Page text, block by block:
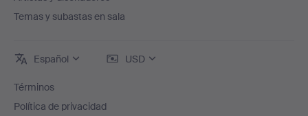
Temas y subastas en sala
Español USD
Términos
Política de privacidad